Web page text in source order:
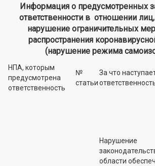
Информация о предусмотренных
ответственности в отношении
нарушение ограничительных
распространения
(нарушение режима
НПА, которым
предусмотрена
ответственность
№
статьи
За что
Нарушение
области